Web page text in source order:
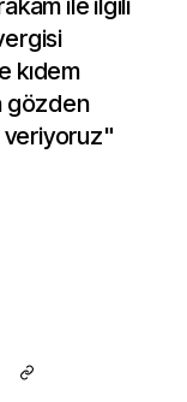
ile ilgili
kıdem
gözden
veriyoruz"